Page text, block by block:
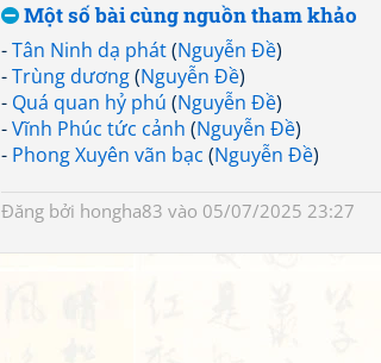
Một số bài cùng nguồn tham khảo
-Tân Ninh dạ phát(Nguyễn Đề)
-Trùng dương(Nguyễn Đề)
- Quá quan hỷ phú (Nguyễn Đề)
-Vĩnh Phúc tức cảnh (Nguyễn Đề)
- Phong Xuyên vãn bạc (Nguyễn Đề)
Đăng bởi hongha83 vào 05/07/2025 23:27